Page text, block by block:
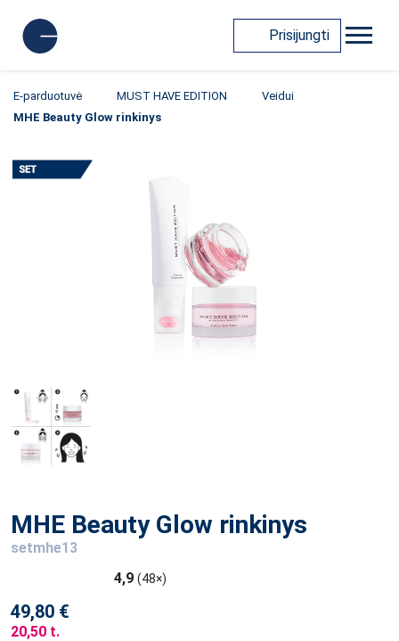
Prisijungti
E-parduotuvė MUST HAVE EDITION
Veidui
MHE Beauty Glow rinkinys
MHE Beauty Glow rinkinys
setmhe13
4,9 (48×)
49,80 €
20,50 t.